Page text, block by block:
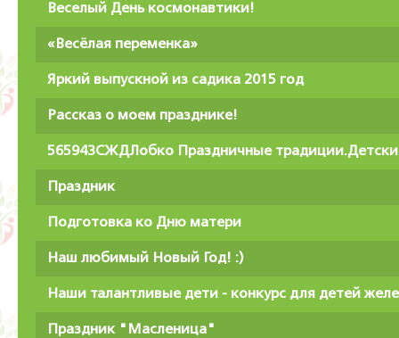
Веселый День космонавтики!
«Весёлая переменка»
Яркий выпускной из садика 2015 год
Рассказ о моем празднике!
56594ЗСЖДЛобко Праздничные
Праздник
Подготовка ко Дню матери
Наш любимый Новый Год! :)
Наши талантливые дети - конкурс для детей
Праздник "Масленица"